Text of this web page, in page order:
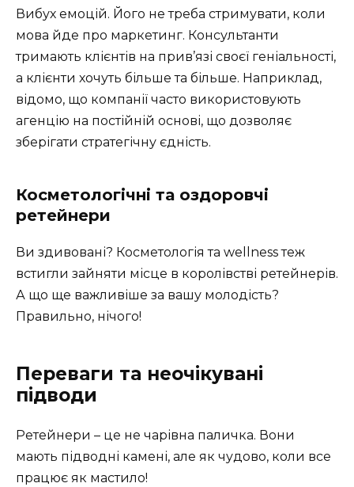
Вибух емоцій. Його не треба стримувати, коли
мова йде про маркетинг. Консультанти
тримають клієнтів на прив’язі своєї геніальності,
а клієнти хочуть більше та більше. Наприклад,
відомо, що компанії часто використовують
агенцію на постійній основі, що дозволяє
зберігати стратегічну єдність.
Косметологічні та оздоровчі
ретейнери
Ви здивовані? Косметологія та wellness теж
встигли зайняти місце в королівстві ретейнерів.
А що ще важливіше за вашу молодість?
Правильно, нічого!
Переваги та неочікувані
підводи
Ретейнери – це не чарівна паличка. Вони
мають підводні камені, але як чудово, коли все
працює як мастило!